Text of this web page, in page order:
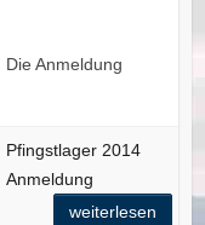
Anmeldung
Pfingstlager 2014
Anmeldung
weiterlesen